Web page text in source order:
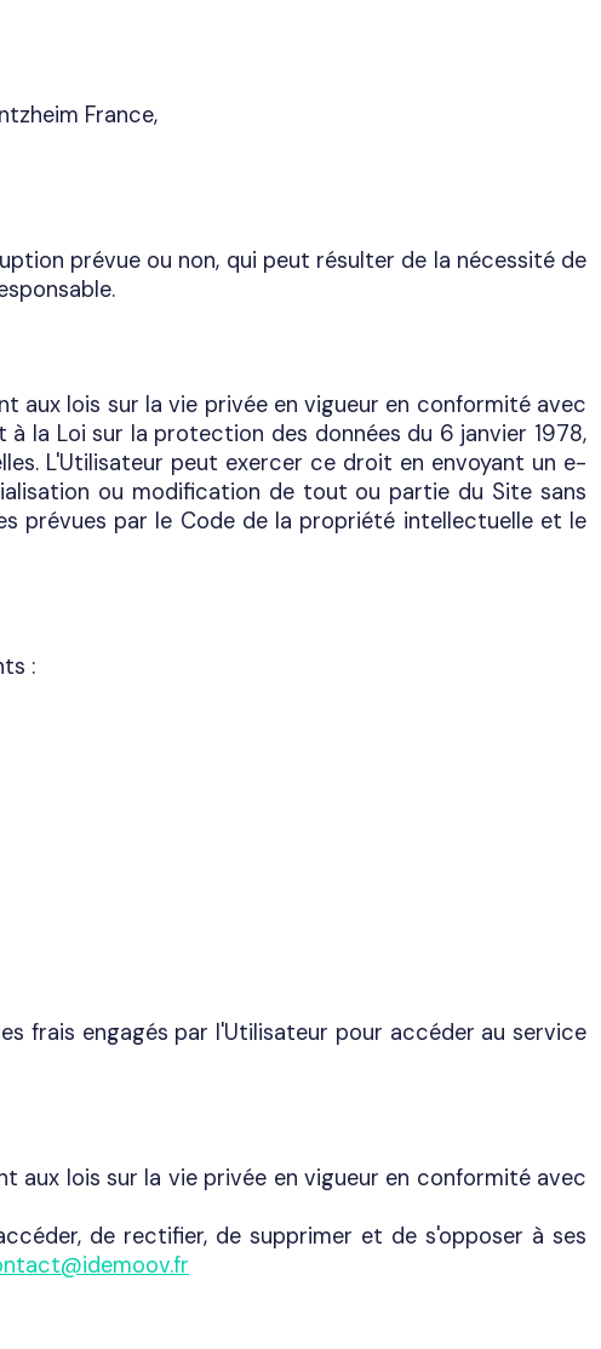
France,
prévue ou non, qui peut résulter de la nécessité de
aux lois sur la vie privée en vigueur en conformité avec
la Loi sur la protection des données du 6 janvier 1978,
L'Utilisateur peut exercer ce droit en envoyant un e-
ou modification de tout ou partie du Site sans
prévues par le Code de la propriété intellectuelle et le
:
frais engagés par l'Utilisateur pour accéder au service
aux lois sur la vie privée en vigueur en conformité avec
de rectifier, de supprimer et de s'opposer à ses